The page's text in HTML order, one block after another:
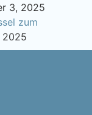
3, 2025
zum
2025